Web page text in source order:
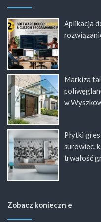
Aplikacja
Markiza
w
Płytki
surowiec,
trwałość
Zobacz koniecznie